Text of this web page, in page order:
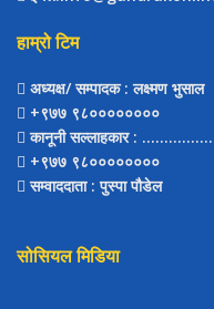
हाम्रो टिम
अध्यक्ष/ सम्पादक: लक्ष्मण भुसाल
+९७७ ९८००००००००
कानूनी सल्लाहकार:
+९७७ ९८००००००००
सम्वाददाता: पुस्पा पौडेल
सोसियल मिडिया